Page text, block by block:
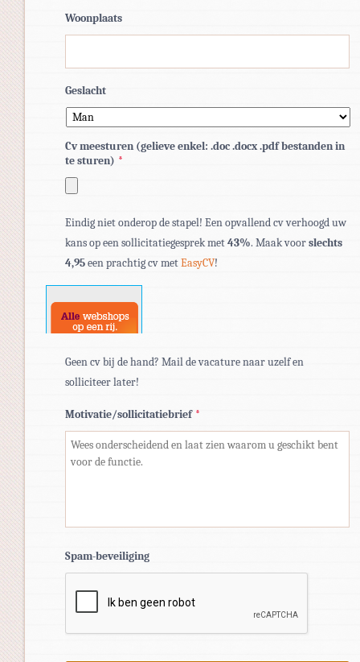
Woonplaats
Geslacht
Cv meesturen (gelieve enkel: .doc .docx .pdf bestanden in
te sturen) *
bestandstypen:
pdf,
doc,
docx.
Eindig niet onderop de stapel! Een opvallend cv verhoogd uw
kans op een sollicitatiegesprek met43%. Maak voorslechts
4,95een prachtig cv metEasyCV!
Geen cv bij de hand? Mail de vacature naar uzelf en
solliciteer later!
Motivatie/sollicitatiebrief *
Spam-beveiliging